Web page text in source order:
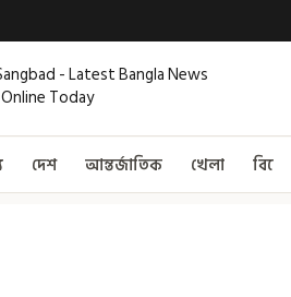
দেশ আন্তর্জাতিক খেলা